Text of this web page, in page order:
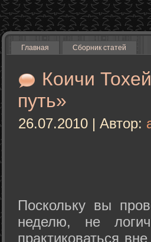
Главная Сборник статей
Коичи
путь»
26.07.2010 | Автор:
Поскольку вы
неделю, не
практиковаться